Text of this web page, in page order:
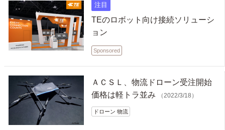
注目
TEのロボット向け接続ソリューシ
ョン
Sponsored
ＡＣＳＬ、物流ドローン受注開始
価格は軽トラ並み
（2022/3/18）
ドローン 物流